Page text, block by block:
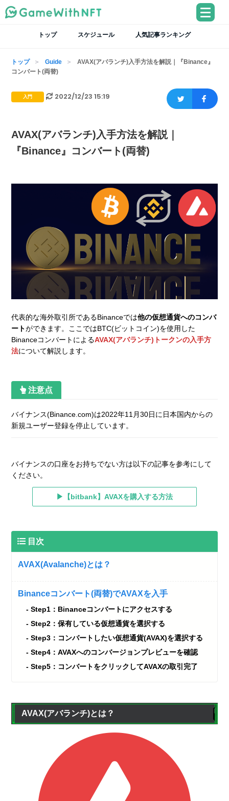
トップ スケジュール 人気記事ランキング
トップ Guide
AVAX(アバランチ)入手方法を解説｜『Binance』
コンバート(両替)
入門 2022/12/23 15:19
AVAX(アバランチ)入手方法を解説｜
『Binance』コンバート(両替)
代表的な海外取引所であるBinanceでは他の仮想通貨へのコンバ
ートができます。ここではBTC(ビットコイン)を使用した
BinanceコンバートによるAVAX(アバランチ)トークンの入手方
法について解説します。
注意点
バイナンス(Binance.com)は2022年11月30日に日本国内からの
新規ユーザー登録を停止しています。
バイナンスの口座をお持ちでない方は以下の記事を参考にして
ください。
▶【bitbank】AVAXを購入する方法
目次
AVAX(Avalanche)とは？
Binanceコンバート(両替)でAVAXを入手
Step1：Binanceコンバートにアクセスする
Step2：保有している仮想通貨を選択する
Step3：コンバートしたい仮想通貨(AVAX)を選択する
Step4：AVAXへのコンバージョンプレビューを確認
Step5：コンバートをクリックしてAVAXの取引完了
AVAX(アバランチ)とは？